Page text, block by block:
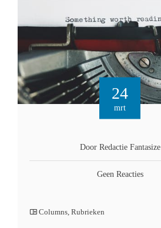
24
mrt
Door Redactie Fantasize
Geen Reacties
Columns Rubrieken